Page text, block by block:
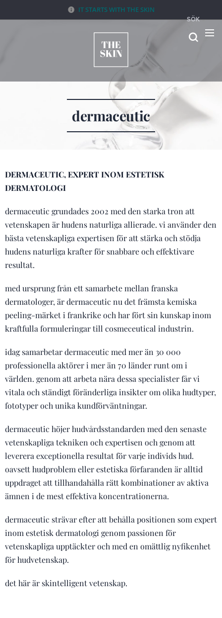
IT STARTS WITH THE SKIN
SÖK
dermaceutic
DERMACEUTIC, EXPERT INOM ESTETISK
DERMATOLOGI
dermaceutic grundades 2002 med den starka tron ​​att
vetenskapen är hudens naturliga allierade. vi använder den
bästa vetenskapliga expertisen för att stärka och stödja
hudens naturliga krafter för snabbare och effektivare
resultat.
med ursprung från ett samarbete mellan franska
dermatologer, är dermaceutic nu det främsta kemiska
peeling-märket i frankrike och har fört sin kunskap inom
kraftfulla formuleringar till cosmeceutical industrin.
idag samarbetar dermaceutic med mer än 30 000
professionella aktörer i mer än 70 länder runt om i
världen. genom att arbeta nära dessa specialister får vi
vitala och ständigt föränderliga insikter om olika hudtyper,
fototyper och unika kundförväntningar.
dermaceutic höjer hudvårdsstandarden med den senaste
vetenskapliga tekniken och expertisen och genom att
leverera exceptionella resultat för varje individs hud.
oavsett hudproblem eller estetiska förfaranden är alltid
uppdraget att tillhandahålla rätt kombinationer av aktiva
ämnen i de mest effektiva koncentrationerna.
dermaceutic strävar efter att behålla positionen som expert
inom estetisk dermatologi genom passionen för
vetenskapliga upptäckter och med en omättlig nyfikenhet
för hudvetenskap.
det här är skintelligent vetenskap.